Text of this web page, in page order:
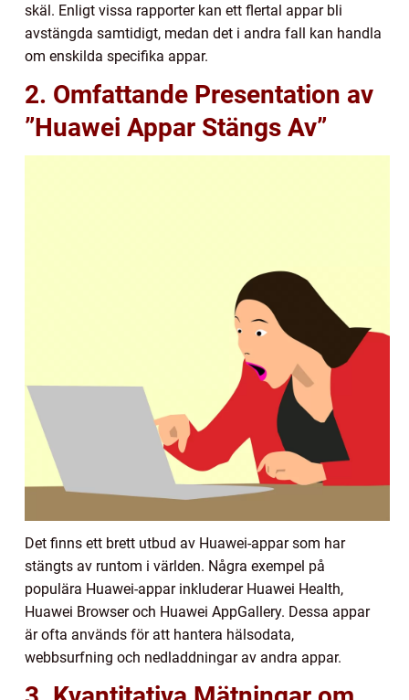
skäl. Enligt vissa rapporter kan ett flertal appar bli
avstängda samtidigt, medan det i andra fall kan handla
om enskilda specifika appar.
2. Omfattande Presentation av
”Huawei Appar Stängs Av”
Det finns ett brett utbud av Huawei-appar som har
stängts av runtom i världen. Några exempel på
populära Huawei-appar inkluderar Huawei Health,
Huawei Browser och Huawei AppGallery. Dessa appar
är ofta används för att hantera hälsodata,
webbsurfning och nedladdningar av andra appar.